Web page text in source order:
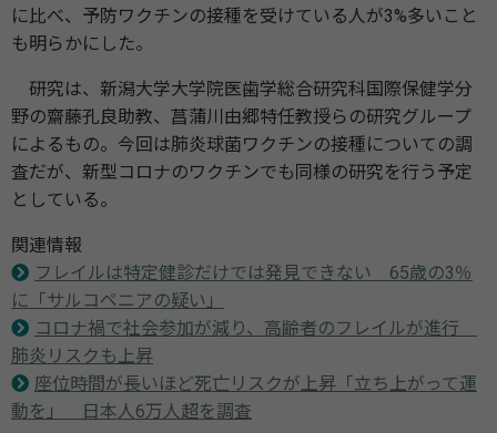
に比べ、予防ワクチンの接種を受けている人が3%多いこと
も明らかにした。
研究は、新潟大学大学院医⻭学総合研究科国際保健学分
野の齋藤孔良助教、菖蒲川由郷特任教授らの研究グループ
によるもの。今回は肺炎球菌ワクチンの接種についての調
査だが、新型コロナのワクチンでも同様の研究を行う予定
としている。
関連情報
フレイルは特定健診だけでは発見できない 65歳の3％
に「サルコペニアの疑い」
コロナ禍で社会参加が減り、高齢者のフレイルが進行
肺炎リスクも上昇
座位時間が長いほど死亡リスクが上昇「立ち上がって運
動を」 日本人6万人超を調査